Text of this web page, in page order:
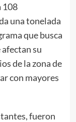
108
una tonelada
que busca
su
de la zona de
con mayores
fueron